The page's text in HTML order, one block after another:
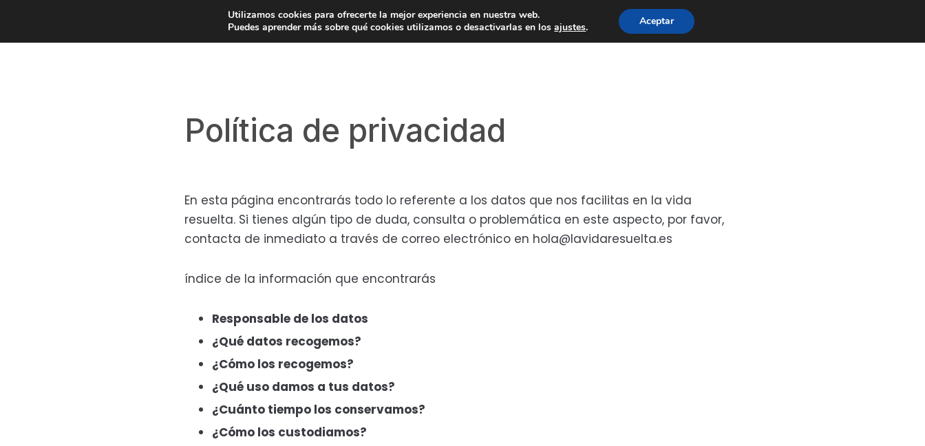
la
contenido
la
Política de privacidad
En esta página encontrarás todo lo referente a los datos que nos facilitas en la vida
resuelta. Si tienes algún tipo de duda, consulta o problemática en este aspecto, por favor,
contacta de inmediato a través de correo electrónico en hola@lavidaresuelta.es
índice de la información que encontrarás
Responsable de los datos
¿Qué datos recogemos?
¿Cómo los recogemos?
¿Qué uso damos a tus datos?
¿Cuánto tiempo los conservamos?
¿Cómo los custodiamos?
Utilizamos cookies para ofrecerte la mejor experiencia en nuestra web.
Puedes aprender más sobre qué cookies utilizamos o desactivarlas en losajustes. Aceptar